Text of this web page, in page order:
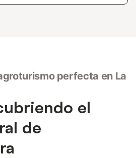
perfecta en La
el
de